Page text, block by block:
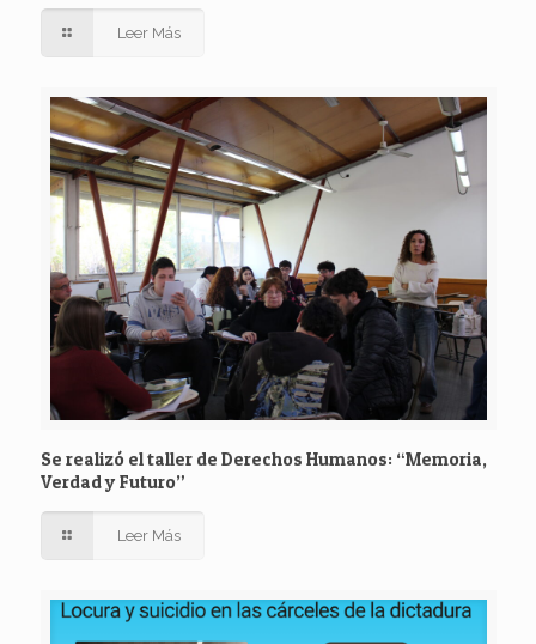
Leer Más
Se realizó el taller de Derechos Humanos: “Memoria,
Verdad y Futuro”
Leer Más